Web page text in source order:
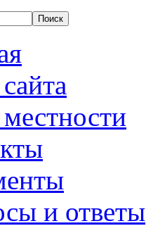
и ответы